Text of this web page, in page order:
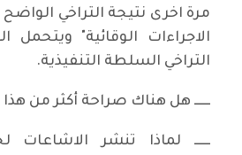
مرة اخرى نتيجة التراخي الواضح
الاجراءات الوقائية" ويتحمل
التراخي السلطة التنفيذية.
ــــــ هل هناك صراحة أكثر من هذا
ــــــ لماذا تنشر